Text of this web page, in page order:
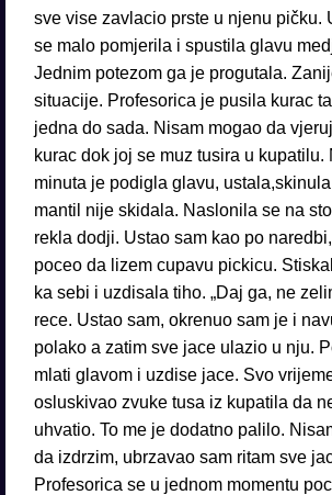
sve vise zavlacio prste u njenu pičku.
se malo pomjerila i spustila glavu
Jednim potezom ga je progutala.
situacije. Profesorica je pusila kurac
jedna do sada. Nisam mogao da
kurac dok joj se muz tusira u kupatilu.
minuta je podigla glavu,
mantil nije skidala. Naslonila se na
rekla dodji. Ustao sam kao po
poceo da lizem cupavu pickicu.
ka sebi i uzdisala tiho. „Daj ga, ne
rece. Ustao sam, okrenuo sam je i
polako a zatim sve jace ulazio u nju.
mlati glavom i uzdise jace. Svo
osluskivao zvuke tusa iz kupatila da
uhvatio. To me je dodatno palilo.
da izdrzim, ubrzavao sam ritam sve
Profesorica se u jednom momentu